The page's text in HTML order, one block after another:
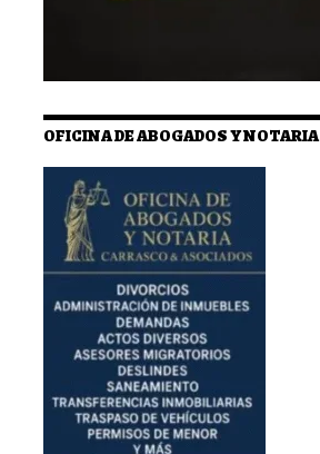
OFICINA DE ABOGADOS Y NOTARIA